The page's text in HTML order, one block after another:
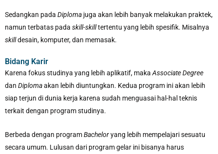
Sedangkan pada Diploma juga akan lebih banyak melakukan praktek,
namun terbatas pada skill-skilltertentu yang lebih spesifik. Misalnya
skilldesain, komputer, dan memasak.
Bidang Karir
Karena fokus studinya yang lebih aplikatif, makaAssociate Degree
dan Diplomaakan lebih diuntungkan. Kedua program ini akan lebih
siap terjun di dunia kerja karena sudah menguasai hal-hal teknis
terkait dengan program studinya.
Berbeda dengan programBacheloryang lebih mempelajari sesuatu
secara umum. Lulusan dari program gelar ini bisanya harus